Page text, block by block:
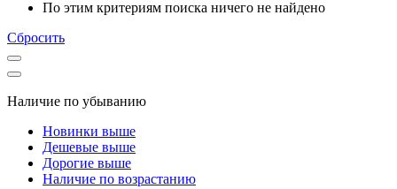
По этим критериям поиска ничего не найдено
Сбросить
Наличие по убыванию
Новинки выше
Дешевые выше
Дорогие выше
Наличие по возрастанию